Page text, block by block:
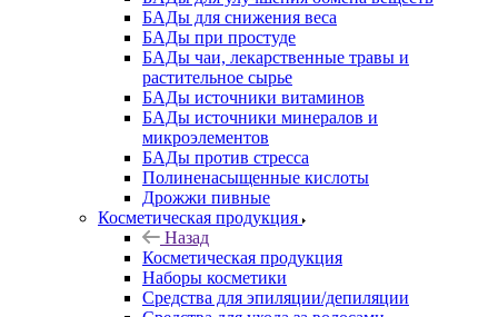
БАДы для снижения веса
БАДы при простуде
БАДы чаи, лекарственные травы и
растительное сырье
БАДы источники витаминов
БАДы источники минералов и
микроэлементов
БАДы против стресса
Полиненасыщенные кислоты
Дрожжи пивные
Косметическая продукция
Назад
Косметическая продукция
Наборы косметики
Средства для эпиляции/депиляции